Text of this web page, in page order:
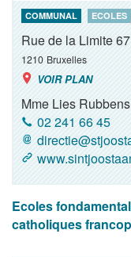
COMMUNAL ECOLES
Rue de la Limite 67
1210 Bruxelles
VOIR PLAN
Mme Lies Rubbens
02 241 66 45
Ecoles
catholiques